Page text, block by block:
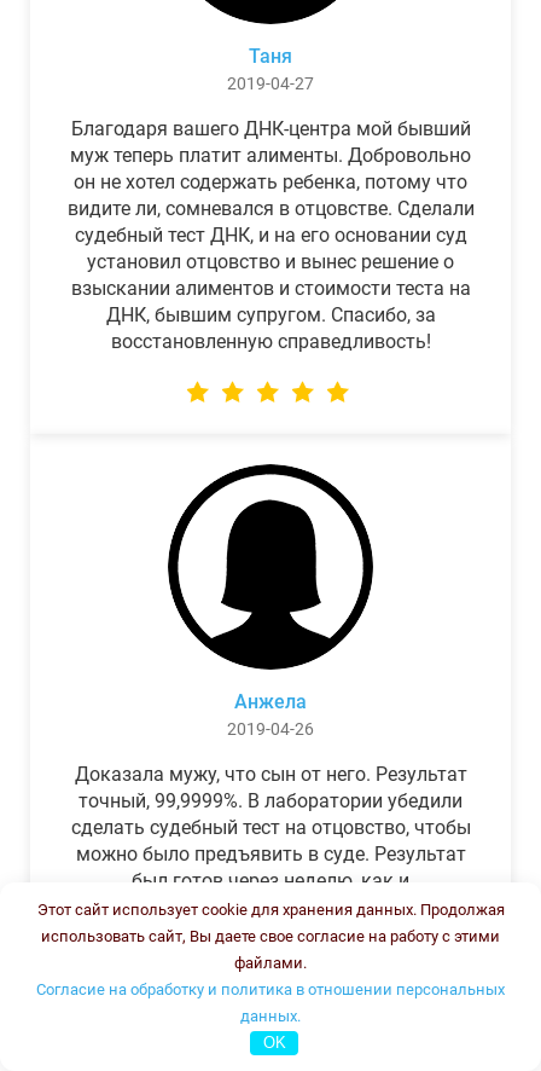
Таня
2019-04-27
Благодаря вашего ДНК-центра мой бывший
муж теперь платит алименты. Добровольно
он не хотел содержать ребенка, потому что
видите ли, сомневался в отцовстве. Сделали
судебный тест ДНК, и на его основании суд
установил отцовство и вынес решение о
взыскании алиментов и стоимости теста на
ДНК, бывшим супругом. Спасибо, за
восстановленную справедливость!
Анжела
2019-04-26
Доказала мужу, что сын от него. Результат
точный, 99,9999%. В лаборатории убедили
сделать судебный тест на отцовство, чтобы
можно было предъявить в суде. Результат
был готов через неделю, как и
обещали.Теперь муж бегает и извиняется.
Этот сайт использует cookie для хранения данных. Продолжая
использовать сайт, Вы даете свое согласие на работу с этими
файлами.
Согласие на обработку и политика в отношении персональных
данных.
OK